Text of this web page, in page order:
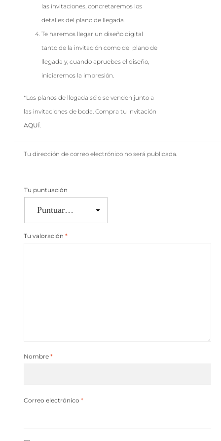
las invitaciones, concretaremos los
detalles del plano de llegada.
Te haremos llegar un diseño digital
tanto de la invitación como del plano de
llegada y, cuando apruebes el diseño,
iniciaremos la impresión.
*Los planos de llegada sólo se venden junto a
las invitaciones de boda. Compra tu invitación
AQUÍ.
Tu dirección de correo electrónico no será publicada.
Tu puntuación
Tu valoración *
Nombre *
Correo electrónico *